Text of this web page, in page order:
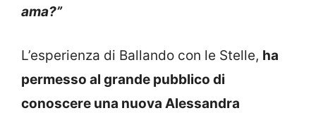
ama?”
L’esperienza di Ballando con le Stelle, ha
permesso al grande pubblico di
conoscere una nuova Alessandra